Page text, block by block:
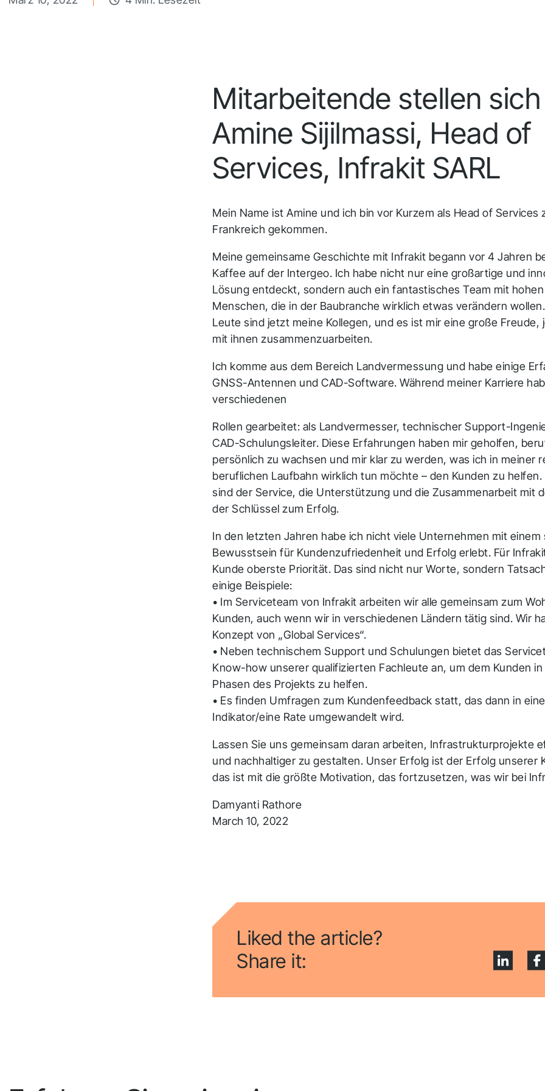
Mitarbeitende stellen
Amine Sijilmassi, Head of
Services, Infrakit SARL
Mein Name ist Amine und ich bin vor Kurzem als Head of Services
Frankreich gekommen.
Meine gemeinsame Geschichte mit Infrakit begann vor 4 Jahren
Kaffee auf der Intergeo. Ich habe nicht nur eine großartige und
Lösung entdeckt, sondern auch ein fantastisches Team mit
Menschen, die in der Baubranche wirklich etwas verändern
Leute sind jetzt meine Kollegen, und es ist mir eine große Freude,
mit ihnen zusammenzuarbeiten.
Ich komme aus dem Bereich Landvermessung und habe einige
GNSS-Antennen und CAD-Software. Während meiner Karriere
verschiedenen
Rollen gearbeitet: als Landvermesser, technischer Support-
CAD-Schulungsleiter. Diese Erfahrungen haben mir geholfen,
persönlich zu wachsen und mir klar zu werden, was ich in meiner
beruflichen Laufbahn wirklich tun möchte – den Kunden zu helfen.
sind der Service, die Unterstützung und die Zusammenarbeit mit
der Schlüssel zum Erfolg.
In den letzten Jahren habe ich nicht viele Unternehmen mit einem
Bewusstsein für Kundenzufriedenheit und Erfolg erlebt. Für
Kunde oberste Priorität. Das sind nicht nur Worte, sondern
einige Beispiele:
• Im Serviceteam von Infrakit arbeiten wir alle gemeinsam zum
Kunden, auch wenn wir in verschiedenen Ländern tätig sind. Wir
Konzept von „Global Services“.
• Neben technischem Support und Schulungen bietet das
Know-how unserer qualifizierten Fachleute an, um dem Kunden in
Phasen des Projekts zu helfen.
• Es finden Umfragen zum Kundenfeedback statt, das dann in
Indikator/eine Rate umgewandelt wird.
Lassen Sie uns gemeinsam daran arbeiten, Infrastrukturprojekte
und nachhaltiger zu gestalten. Unser Erfolg ist der Erfolg unserer
das ist mit die größte Motivation, das fortzusetzen, was wir bei
Damyanti Rathore
March 10, 2022
Liked the article?
Share it:
Vielen Dank für Ihre